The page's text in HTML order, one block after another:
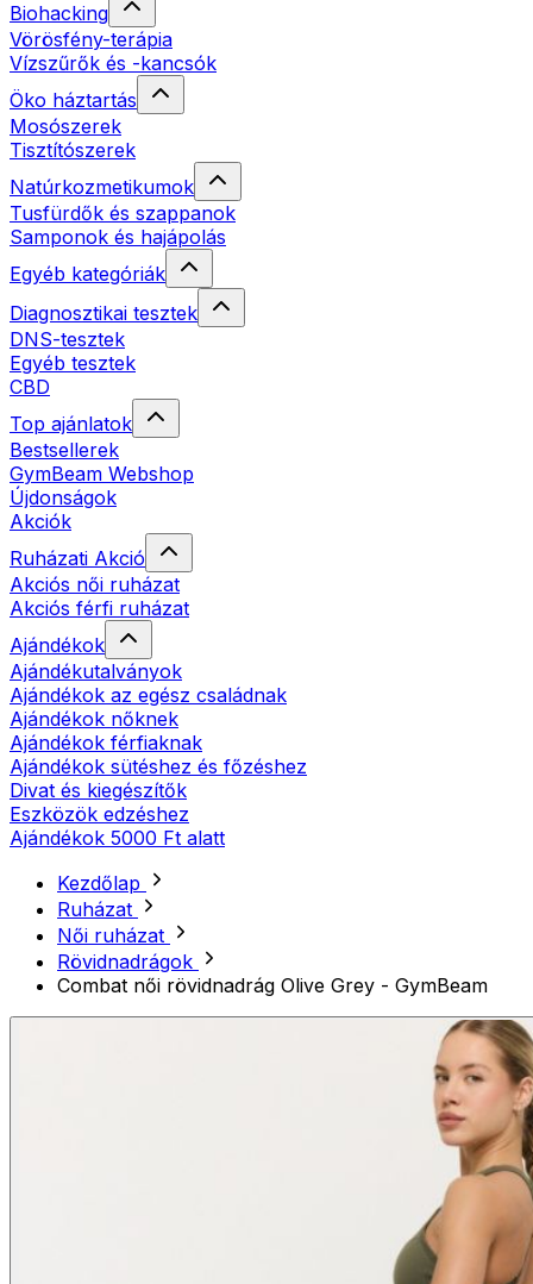
Biohacking
Vörösfény-terápia
Vízszűrők és -kancsók
Öko háztartás
Mosószerek
Tisztítószerek
Natúrkozmetikumok
Tusfürdők és szappanok
Samponok és hajápolás
Egyéb kategóriák
Diagnosztikai tesztek
DNS-tesztek
Egyéb tesztek
CBD
Top ajánlatok
Bestsellerek
GymBeam Webshop
Újdonságok
Akciók
Ruházati Akció
Akciós női ruházat
Akciós férfi ruházat
Ajándékok
Ajándékutalványok
Ajándékok az egész családnak
Ajándékok nőknek
Ajándékok férfiaknak
Ajándékok sütéshez és főzéshez
Divat és kiegészítők
Eszközök edzéshez
Ajándékok 5000 Ft alatt
Kezdőlap
Ruházat
Női ruházat
Rövidnadrágok
Combat női rövidnadrág Olive Grey - GymBeam